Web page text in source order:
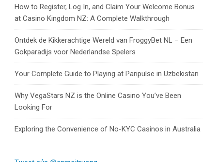
How to Register, Log In, and Claim Your Welcome Bonus
at Casino Kingdom NZ: A Complete Walkthrough
Ontdek de Kikkerachtige Wereld van FroggyBet NL – Een
Gokparadijs voor Nederlandse Spelers
Your Complete Guide to Playing at Paripulse in Uzbekistan
Why VegaStars NZ is the Online Casino You’ve Been
Looking For
Exploring the Convenience of No-KYC Casinos in Australia